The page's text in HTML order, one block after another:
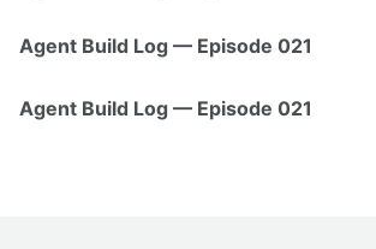
Agent Build Log — Episode 021
Agent Build Log — Episode 021